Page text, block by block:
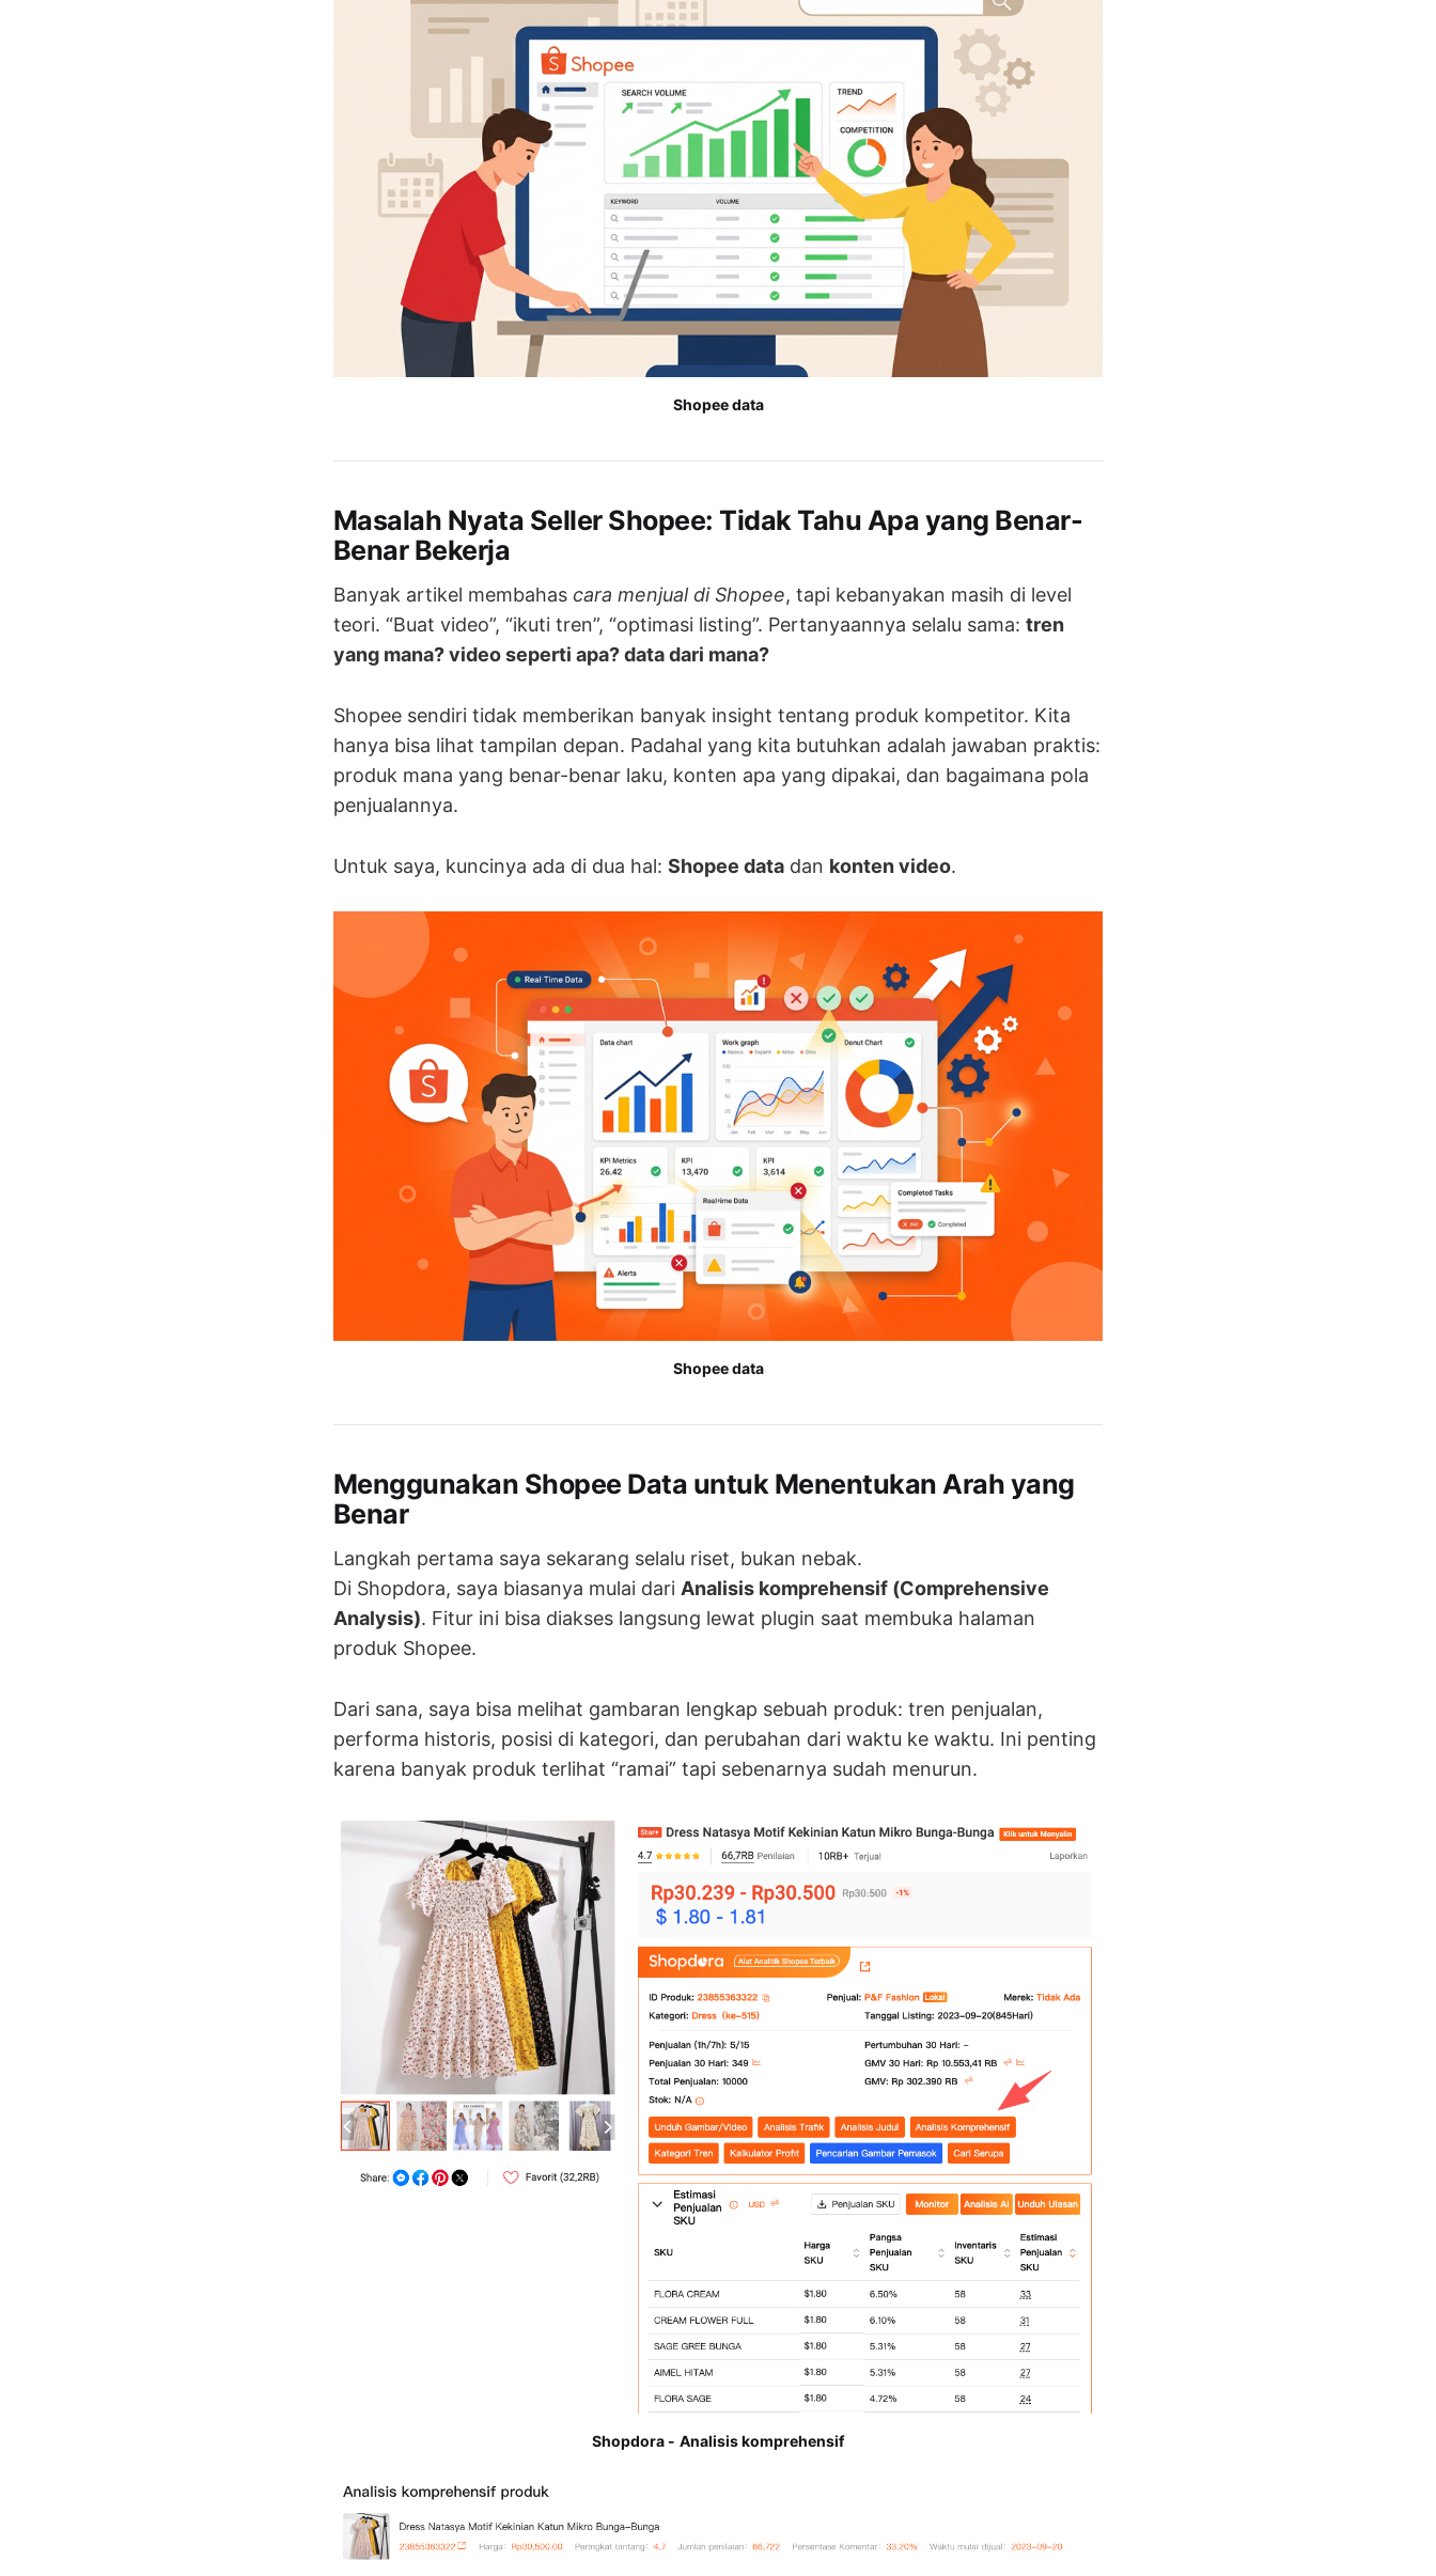
Shopee data
Masalah Nyata Seller Shopee: Tidak Tahu Apa yang Benar-
Benar Bekerja
Banyak artikel membahas cara menjual di Shopee, tapi kebanyakan masih di level
teori. “Buat video”, “ikuti tren”, “optimasi listing”. Pertanyaannya selalu sama: tren
yang mana? video seperti apa? data dari mana?
Shopee sendiri tidak memberikan banyak insight tentang produk kompetitor. Kita
hanya bisa lihat tampilan depan. Padahal yang kita butuhkan adalah jawaban praktis:
produk mana yang benar-benar laku, konten apa yang dipakai, dan bagaimana pola
penjualannya.
Untuk saya, kuncinya ada di dua hal: Shopee data dan konten video.
Shopee data
Menggunakan Shopee Data untuk Menentukan Arah yang
Benar
Langkah pertama saya sekarang selalu riset, bukan nebak.
Di Shopdora, saya biasanya mulai dari Analisis komprehensif (Comprehensive
Analysis). Fitur ini bisa diakses langsung lewat plugin saat membuka halaman
produk Shopee.
Dari sana, saya bisa melihat gambaran lengkap sebuah produk: tren penjualan,
performa historis, posisi di kategori, dan perubahan dari waktu ke waktu. Ini penting
karena banyak produk terlihat “ramai” tapi sebenarnya sudah menurun.
Shopdora - Analisis komprehensif